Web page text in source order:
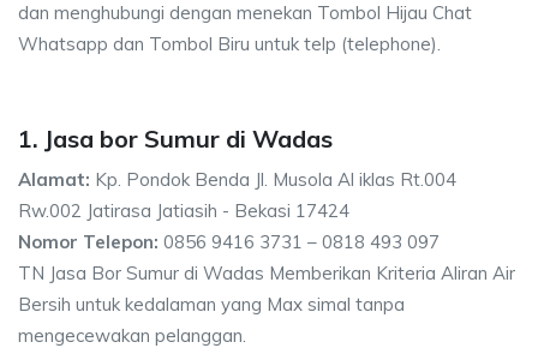
dan menghubungi dengan menekan Tombol Hijau Chat
Whatsapp dan Tombol Biru untuk telp (telephone).
1. Jasa bor Sumur di Wadas
Alamat: Kp. Pondok Benda Jl. Musola Al iklas Rt.004
Rw.002 Jatirasa Jatiasih - Bekasi 17424
Nomor Telepon: 0856 9416 3731 – 0818 493 097
TN Jasa Bor Sumur di Wadas Memberikan Kriteria Aliran Air
Bersih untuk kedalaman yang Max simal tanpa
mengecewakan pelanggan.